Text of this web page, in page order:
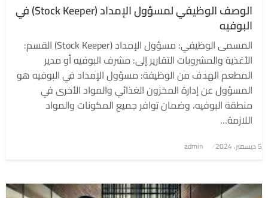
الوصف الوظيفي لمسؤول الإمداد (Stock Keeper) في
البوفيه
المسمى الوظيفي: مسؤول الإمداد (Stock Keeper) القسم:
الأغذية والمشروبات التقارير إلى: مشرف البوفيه أو مدير
المطعم الهدف من الوظيفة: مسؤول الإمداد في البوفيه هو
المسؤول عن إدارة المخزون الغذائي والمواد الأخرى في
منطقة البوفيه، وضمان توافر جميع المكونات والمواد
اللازمة…
نُشر
5 ديسمبر، 2024 admin